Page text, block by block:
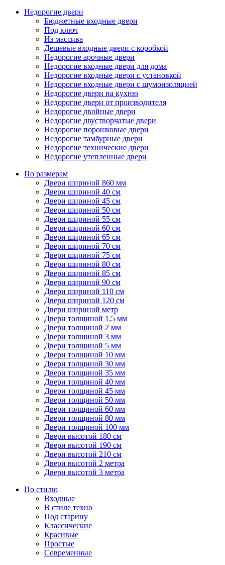
Недорогие двери
Бюджетные входные двери
Под ключ
Из массива
Дешевые входные двери с коробкой
Недорогие арочные двери
Недорогие входные двери для дома
Недорогие входные двери с установкой
Недорогие входные двери с шумоизоляцией
Недорогие двери на кухню
Недорогие двери от производителя
Недорогие двойные двери
Недорогие двустворчатые двери
Недорогие порошковые двери
Недорогие тамбурные двери
Недорогие технические двери
Недорогие утепленные двери
По размерам
Двери шириной 860 мм
Двери шириной 40 см
Двери шириной 45 см
Двери шириной 50 см
Двери шириной 55 см
Двери шириной 60 см
Двери шириной 65 см
Двери шириной 70 см
Двери шириной 75 см
Двери шириной 80 см
Двери шириной 85 см
Двери шириной 90 см
Двери шириной 110 см
Двери шириной 120 см
Двери шириной метр
Двери толщиной 1,5 мм
Двери толщиной 2 мм
Двери толщиной 3 мм
Двери толщиной 5 мм
Двери толщиной 10 мм
Двери толщиной 30 мм
Двери толщиной 35 мм
Двери толщиной 40 мм
Двери толщиной 45 мм
Двери толщиной 50 мм
Двери толщиной 60 мм
Двери толщиной 80 мм
Двери толщиной 100 мм
Двери высотой 180 см
Двери высотой 190 см
Двери высотой 210 см
Двери высотой 2 метра
Двери высотой 3 метра
По стилю
Входные
В стиле техно
Под старину
Классические
Красивые
Простые
Современные